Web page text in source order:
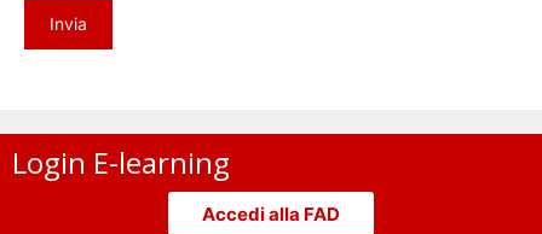
Login E-learning
Accedi alla FAD